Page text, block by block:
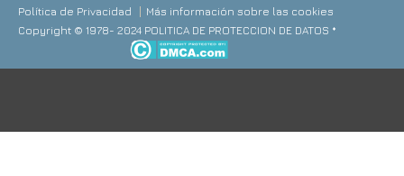
Política de Privacidad
Más información sobre las cookies
Copyright © 1978- 2024 POLITICA DE PROTECCION DE DATOS *